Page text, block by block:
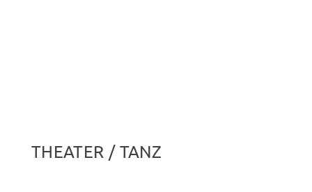
THEATER / TANZ